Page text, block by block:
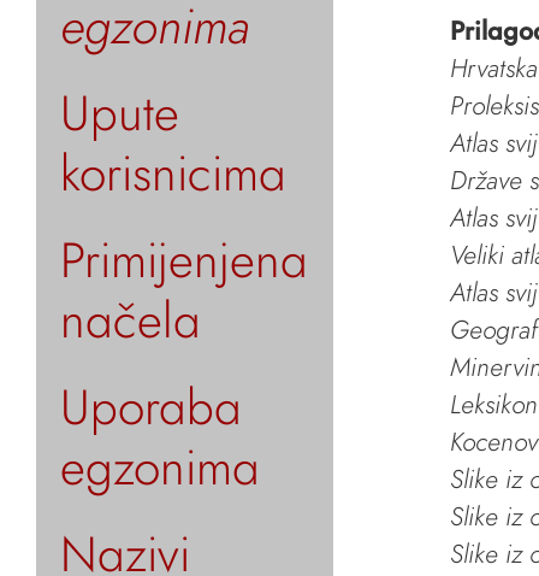
egzonima
Upute
korisnicima
Primijenjena
načela
Uporaba
egzonima
Nazivi
Atlas
Države
Atlas
Veliki
Atlas
Slike iz
Slike iz
Slike iz